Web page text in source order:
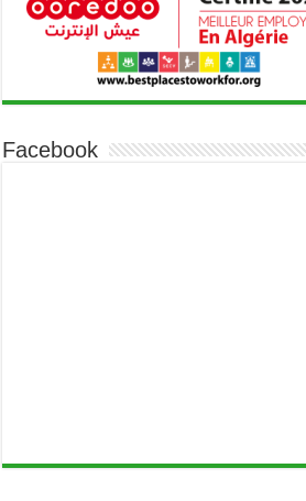
Facebook